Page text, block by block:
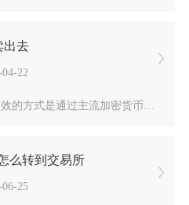
出去
22
是通过主流加密货币交易所，先将...
么转到交易所
25